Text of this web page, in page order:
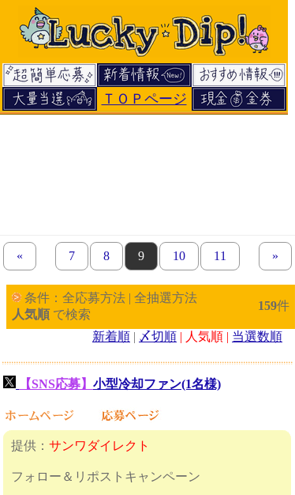
ＴＯＰページ
« previous set of pages
page
7 page
8 page
9 page
10 page
11 »
条件：全応募方法 | 全抽選方法
人気順 で検索
159件
新着順 | 〆切順 | 人気順 | 当選数順
【SNS応募】 小型冷却ファン(1名様)
提供： サンワダイレクト
フォロー＆リポストキャンペーン